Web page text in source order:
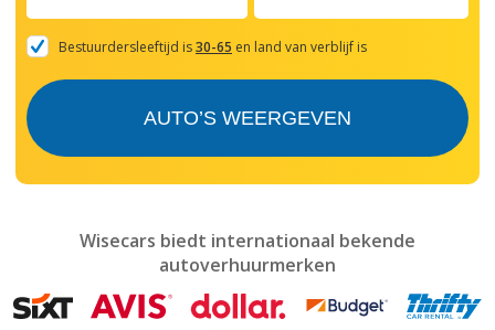
with
the
and
mark
get
the
Bestuurdersleeftijd is30-65 en land van verblijf is
AUTO’S WEERGEVEN
Wisecars biedt internationaal bekende
autoverhuurmerken